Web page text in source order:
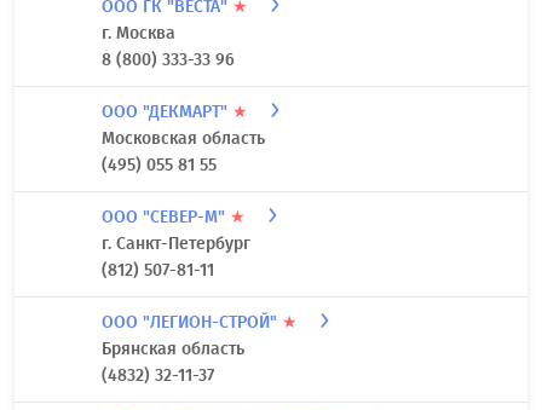
ООО ГК "ВЕСТА" ★
г. Москва
8 (800) 333-33 96
ООО "ДЕКМАРТ" ★
Московская область
(495) 055 81 55
ООО "СЕВЕР-М" ★
г. Санкт-Петербург
(812) 507-81-11
ООО "ЛЕГИОН-СТРОЙ" ★
Брянская область
(4832) 32-11-37